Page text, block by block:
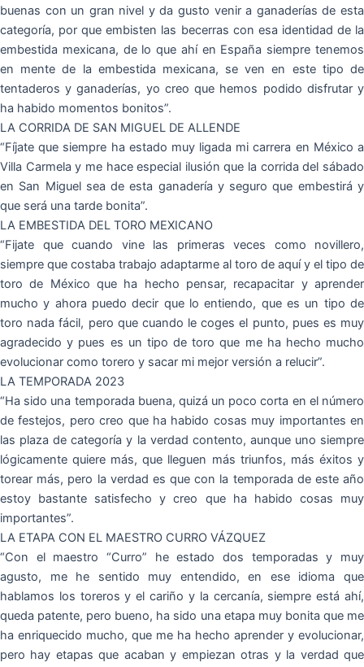
buenas con un gran nivel y da gusto venir a ganaderías de esta
categoría, por que embisten las becerras con esa identidad de la
embestida mexicana, de lo que ahí en España siempre tenemos
en mente de la embestida mexicana, se ven en este tipo de
tentaderos y ganaderías, yo creo que hemos podido disfrutar y
ha habido momentos bonitos”.
LA CORRIDA DE SAN MIGUEL DE ALLENDE
“Fíjate que siempre ha estado muy ligada mi carrera en México a
Villa Carmela y me hace especial ilusión que la corrida del sábado
en San Miguel sea de esta ganadería y seguro que embestirá y
que será una tarde bonita”.
LA EMBESTIDA DEL TORO MEXICANO
“Fijate que cuando vine las primeras veces como novillero,
siempre que costaba trabajo adaptarme al toro de aquí y el tipo de
toro de México que ha hecho pensar, recapacitar y aprender
mucho y ahora puedo decir que lo entiendo, que es un tipo de
toro nada fácil, pero que cuando le coges el punto, pues es muy
agradecido y pues es un tipo de toro que me ha hecho mucho
evolucionar como torero y sacar mi mejor versión a relucir”.
LA TEMPORADA 2023
“Ha sido una temporada buena, quizá un poco corta en el número
de festejos, pero creo que ha habido cosas muy importantes en
las plaza de categoría y la verdad contento, aunque uno siempre
lógicamente quiere más, que lleguen más triunfos, más éxitos y
torear más, pero la verdad es que con la temporada de este año
estoy bastante satisfecho y creo que ha habido cosas muy
importantes”.
LA ETAPA CON EL MAESTRO CURRO VÁZQUEZ
“Con el maestro “Curro” he estado dos temporadas y muy
agusto, me he sentido muy entendido, en ese idioma que
hablamos los toreros y el cariño y la cercanía, siempre está ahí,
queda patente, pero bueno, ha sido una etapa muy bonita que me
ha enriquecido mucho, que me ha hecho aprender y evolucionar,
pero hay etapas que acaban y empiezan otras y la verdad que